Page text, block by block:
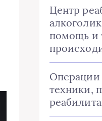
Центр
помощь и
Операции
техники,